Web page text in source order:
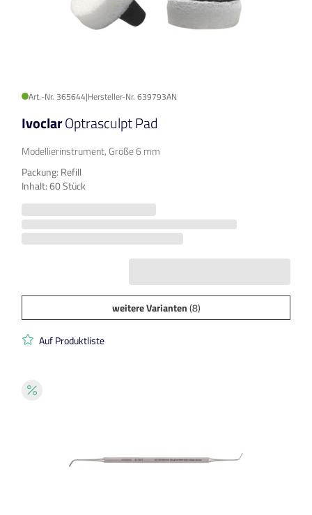
Art.-Nr. 365644|Hersteller-Nr. 639793AN
IvoclarOptrasculpt Pad
Modellierinstrument, Größe 6 mm
Packung: Refill
Inhalt: 60 Stück
weitere Varianten(8)
Auf Produktliste